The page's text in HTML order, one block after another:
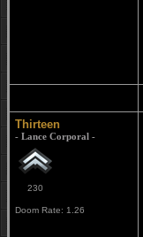
Thirteen
- Lance Corporal -
230
Doom Rate: 1.26